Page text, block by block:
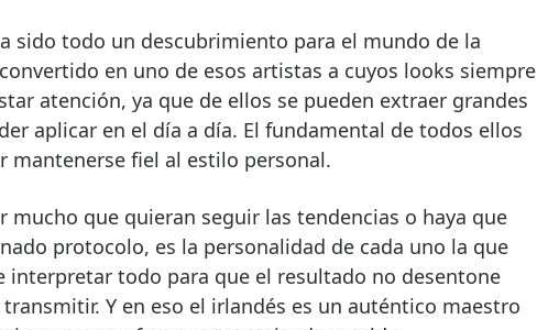
sido todo un descubrimiento para el mundo de la
en uno de esos artistas a cuyos looks siempre
atención, ya que de ellos se pueden extraer grandes
aplicar en el día a día. El fundamental de todos ellos
mantenerse fiel al estilo personal.
mucho que quieran seguir las tendencias o haya que
protocolo, es la personalidad de cada uno la que
interpretar todo para que el resultado no desentone
Y en eso el irlandés es un auténtico maestro